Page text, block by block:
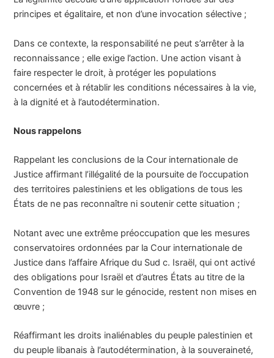
principes et égalitaire, et non d’une invocation sélective ;
Dans ce contexte, la responsabilité ne peut s’arrêter à la
reconnaissance ; elle exige l’action. Une action visant à
faire respecter le droit, à protéger les populations
concernées et à rétablir les conditions nécessaires à la vie,
à la dignité et à l’autodétermination.
Nous rappelons
Rappelant les conclusions de la Cour internationale de
Justice affirmant l’illégalité de la poursuite de l’occupation
des territoires palestiniens et les obligations de tous les
États de ne pas reconnaître ni soutenir cette situation ;
Notant avec une extrême préoccupation que les mesures
conservatoires ordonnées par la Cour internationale de
Justice dans l’affaire Afrique du Sud c. Israël, qui ont activé
des obligations pour Israël et d’autres États au titre de la
Convention de 1948 sur le génocide, restent non mises en
œuvre ;
Réaffirmant les droits inaliénables du peuple palestinien et
du peuple libanais à l’autodétermination, à la souveraineté,